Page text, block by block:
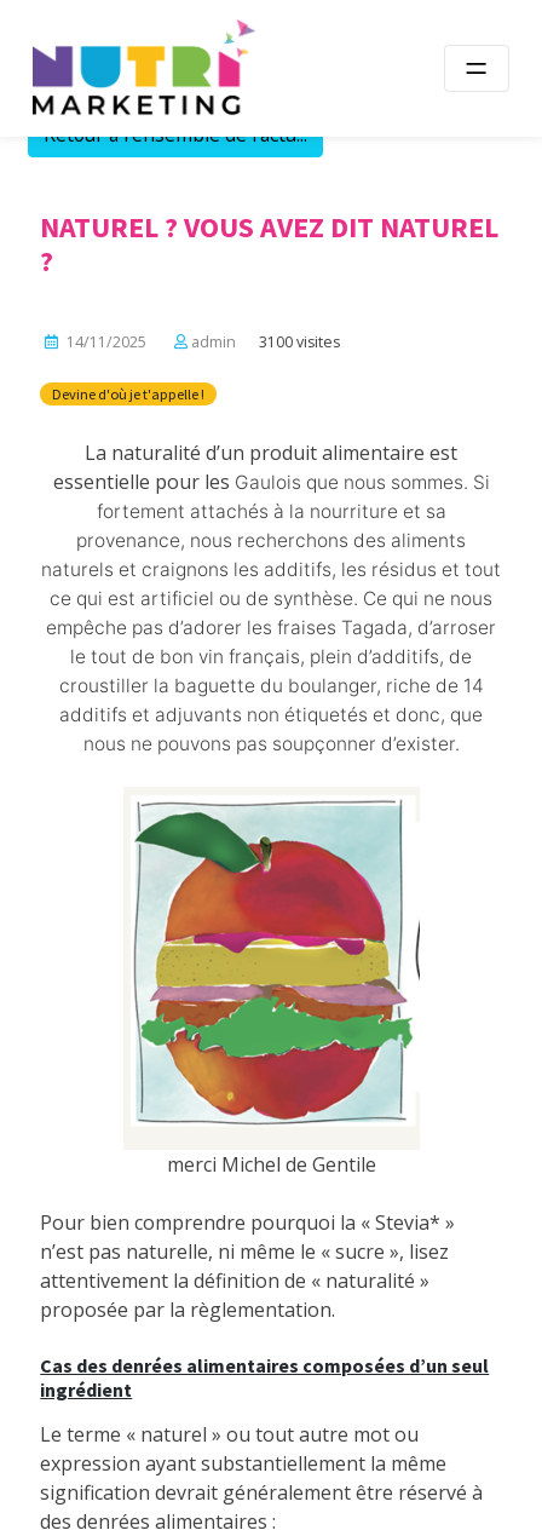
Retour à l'ensemble de l'actu...
NATUREL ? VOUS AVEZ DIT NATUREL
?
14/11/2025 admin 3100 visites
Devine d'où je t'appelle !
La naturalité d’un produit alimentaire est
essentielle pour les Gaulois que nous sommes. Si
fortement attachés à la nourriture et sa
provenance, nous recherchons des aliments
naturels et craignons les additifs, les résidus et tout
ce qui est artificiel ou de synthèse. Ce qui ne nous
empêche pas d’adorer les fraises Tagada, d’arroser
le tout de bon vin français, plein d’additifs, de
croustiller la baguette du boulanger, riche de 14
additifs et adjuvants non étiquetés et donc, que
nous ne pouvons pas soupçonner d’exister.
merci Michel de Gentile
Pour bien comprendre pourquoi la « Stevia* »
n’est pas naturelle, ni même le « sucre », lisez
attentivement la définition de « naturalité »
proposée par la règlementation.
Cas des denrées alimentaires composées d’un seul
ingrédient
Le terme « naturel » ou tout autre mot ou
expression ayant substantiellement la même
signification devrait généralement être réservé à
des denrées alimentaires :